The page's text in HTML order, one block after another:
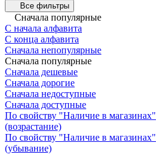
Все фильтры
Сначала популярные
С начала алфавита
С конца алфавита
Сначала непопулярные
Сначала популярные
Сначала дешевые
Сначала дорогие
Сначала недоступные
Сначала доступные
По свойству "Наличие в магазинах"
(возрастание)
По свойству "Наличие в магазинах"
(убывание)